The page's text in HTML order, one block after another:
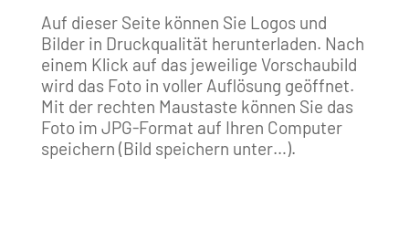
Auf dieser Seite können Sie Logos und
Bilder in Druckqualität herunterladen. Nach
einem Klick auf das jeweilige Vorschaubild
wird das Foto in voller Auflösung geöffnet.
Mit der rechten Maustaste können Sie das
Foto im JPG-Format auf Ihren Computer
speichern (Bild speichern unter…).